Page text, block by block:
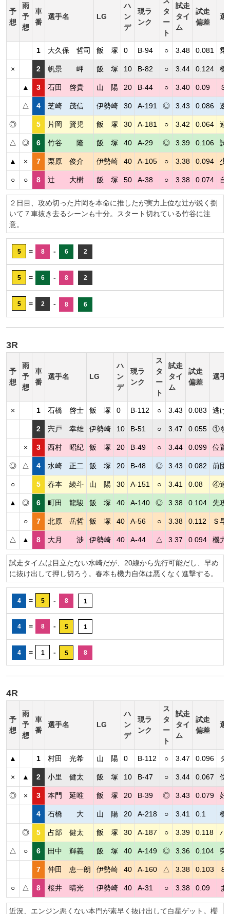
予
想
雨
予
想
車
番
選手名 LG
ハ
ン
デ
現ラ
ンク
タ
ー
ト
試走
タイ
ム
試走
偏差
選
1 大久保 哲司 飯 塚 0 B-94 ○ 3.48 0.081 乗
× 2 帆景 岬 飯 塚 10 B-82 ○ 3.44 0.124 機
▲ 3 石田 啓貴 山 陽 20 B-44 ○ 3.40 0.09 Ｓ
△ 4 芝崎 茂信 伊勢崎 30 A-191 ◎ 3.43 0.086 速
◎ 5 片岡 賢児 飯 塚 30 A-181 ○ 3.42 0.064 連
△ ◎ 6 竹谷 隆 飯 塚 40 A-29 ◎ 3.39 0.106 試
▲ × 7 栗原 俊介 伊勢崎 40 A-105 ○ 3.38 0.094 少
○ ○ 8 辻 大樹 飯 塚 50 A-38 ○ 3.38 0.074 自
２日目、攻め切った片岡を本命に推したが実力上位な辻が鋭く捌
いて７車抜き去るシーンも十分。スタート切れている竹谷に注
意。
5 = 8 - 6 2
5 = 6 - 8 2
5 = 2 - 8 6
3R
予
想
雨
予
想
車
番
選手名 LG
ハ
ン
デ
現ラ
ンク
ス
タ
ー
ト
試走
タイ
ム
試走
偏差
選手
× 1 石橋 啓士 飯 塚 0 B-112 ○ 3.43 0.083 逃げ
2 宍戸 幸雄 伊勢崎 10 B-51 ○ 3.47 0.055 ①を
× 3 西村 昭紀 飯 塚 20 B-49 ○ 3.44 0.099 位置
◎ △ 4 水崎 正二 飯 塚 20 B-48 ◎ 3.43 0.082 前団
○ 5 春本 綾斗 山 陽 30 A-151 ○ 3.41 0.08 ④追
▲ ◎ 6 町田 龍駿 飯 塚 40 A-140 ◎ 3.38 0.104 先攻
○ 7 北原 岳哲 飯 塚 40 A-56 ○ 3.38 0.112 Ｓ早
△ ▲ 8 大月 渉 伊勢崎 40 A-44 △ 3.37 0.094 機力
試走タイムは目立たない水崎だが、20線から先行可能だし、早め
に抜け出して押し切ろう。春本も機力自体は悪くなく進撃する。
4 = 5 - 8 1
4 = 8 - 5 1
4 = 1 - 5 8
4R
予
想
雨
予
想
車
番
選手名 LG
ハ
ン
デ
現ラ
ンク
ス
タ
ー
ト
試走
タイ
ム
試走
偏差
選
▲ 1 村田 光希 山 陽 0 B-112 ○ 3.47 0.096 タ
× ▲ 2 小里 健太 飯 塚 10 B-47 ○ 3.44 0.067 位
◎ × 3 本門 延唯 飯 塚 20 B-39 ◎ 3.43 0.079 好
4 石橋 大 山 陽 20 A-218 ○ 3.41 0.1 機
◎ 5 占部 健太 飯 塚 30 A-187 ○ 3.39 0.118 パ
△ ○ 6 田中 輝義 飯 塚 40 A-149 ◎ 3.36 0.104 突
7 仲田 恵一朗 伊勢崎 40 A-160 △ 3.38 0.103 ８
○ △ 8 桜井 晴光 伊勢崎 40 A-31 ○ 3.38 0.09 ま
近況、エンジン悪くない本門が素早く抜け出して白星ゲット。櫻